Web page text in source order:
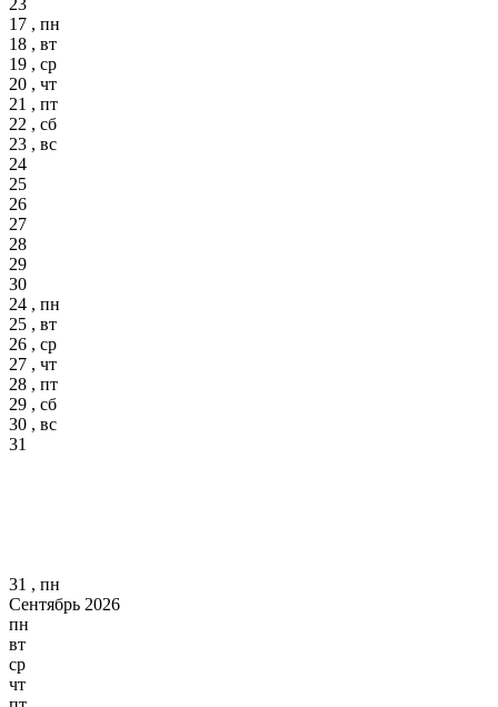
17 , пн
18 , вт
19 , ср
20 , чт
21 , пт
22 , сб
23 , вс
24
25
26
27
28
29
30
24 , пн
25 , вт
26 , ср
27 , чт
28 , пт
29 , сб
30 , вс
31
31 , пн
Сентябрь 2026
пн
вт
ср
чт